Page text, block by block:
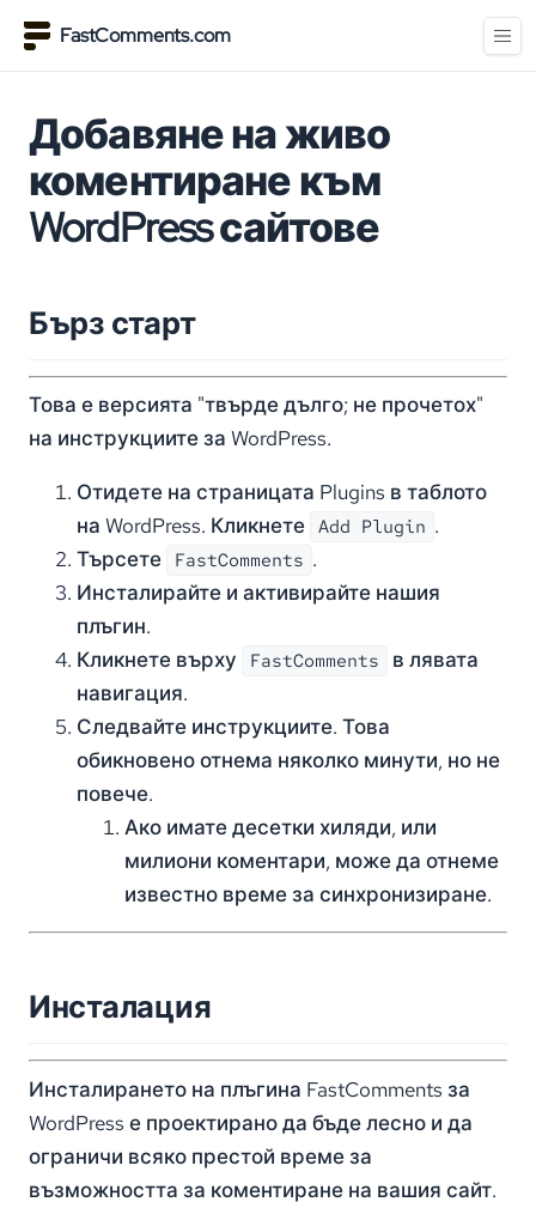
FastComments.com
Добавяне на живо
коментиране към
WordPress сайтове
Бърз старт
Това е версията "твърде дълго; не прочетох"
на инструкциите за WordPress.
Отидете на страницата Plugins в таблото
на WordPress. Кликнете Add Plugin .
Търсете FastComments .
Инсталирайте и активирайте нашия
плъгин.
Кликнете върху
FastComments
в лявата
навигация.
Следвайте инструкциите. Това
обикновено отнема няколко минути, но не
повече.
Ако имате десетки хиляди, или
милиони коментари, може да отнеме
известно време за синхронизиране.
Инсталация
Инсталирането на плъгина FastComments за
WordPress е проектирано да бъде лесно и да
ограничи всяко престой време за
възможността за коментиране на вашия сайт.